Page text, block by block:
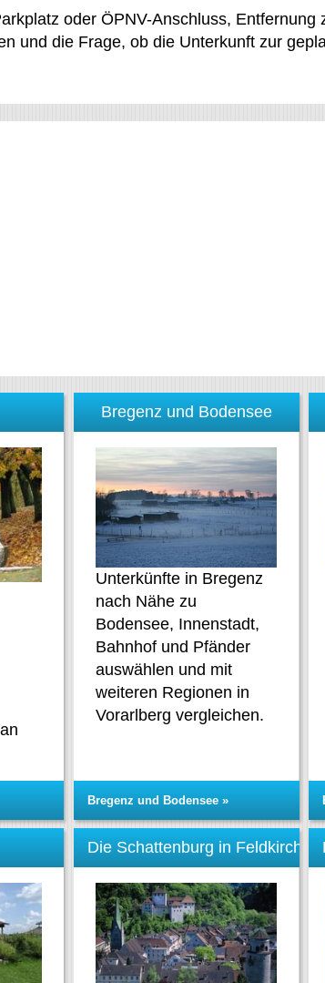
oder ÖPNV-Anschluss, Entfernung
und die Frage, ob die Unterkunft zur
Bregenz und Bodensee
Unterkünfte in Bregenz
nach Nähe zu
Bodensee, Innenstadt,
Bahnhof und Pfänder
auswählen und mit
weiteren Regionen in
Vorarlberg vergleichen.
Bregenz und Bodensee »
Die Schattenburg in Feldkirch